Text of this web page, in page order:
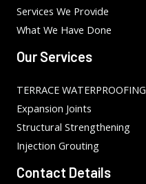
Services We Provide
What We Have Done
Our Services
TERRACE WATERPROOFING
Expansion Joints
Structural Strengthening
Injection Grouting
Contact Details